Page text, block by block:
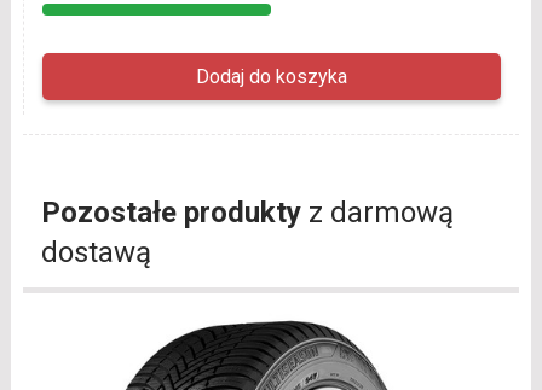
Pozostałe produktyz darmową
dostawą